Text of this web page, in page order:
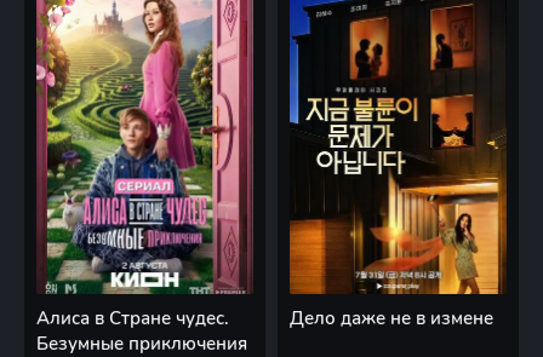
Алиса в Стране чудес.
Безумные приключения
Дело даже не в измене